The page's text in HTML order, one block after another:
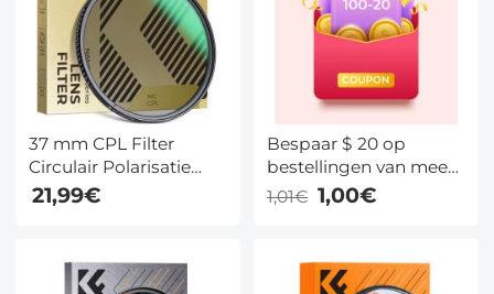
37 mm CPL Filter
Circulair Polarisatie
Filter Met 24 Laags
Meerlaags Groen
Hydrofoob / Antikras
Nano Dazzle Serie
21,99€
Bespaar $ 20 op
bestellingen van meer
dan $ 100
1,01€ 1,00€